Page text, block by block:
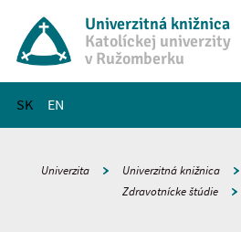
Univerzitná knižnica
Katolíckej univerzity
v Ružomberku
SK EN
Hlavné menu
Univerzita Univerzitná knižnica
Zdravotnícke štúdie